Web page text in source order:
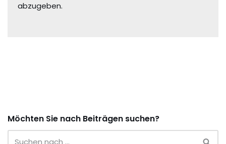
abzugeben.
Möchten Sie nach Beiträgen suchen?